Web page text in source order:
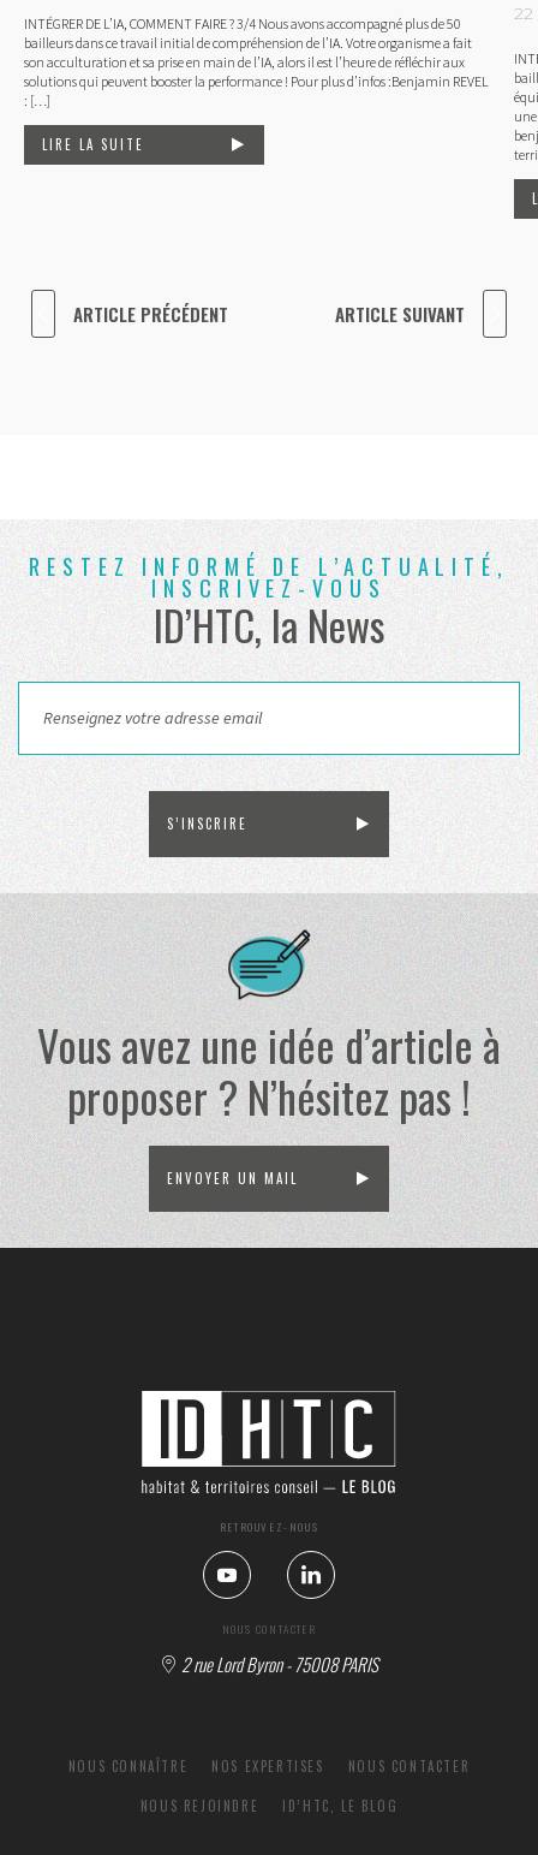
ARTICLE PRÉCÉDENT
INTÉGRER DE L’IA, COMMENT FAIRE ? 3/4 Nous avons accompagné plus de 50
bailleurs dans ce travail initial de compréhension de l’IA. Votre organisme a fait
son acculturation et sa prise en main de l’IA, alors il est l’heure de réfléchir aux
solutions qui peuvent booster la performance ! Pour plus d’infos :Benjamin REVEL
: […]
LIRE LA SUITE
ARTICLE SUIVANT
RESTEZ INFORMÉ DE L’ACTUALITÉ,
INSCRIVEZ-VOUS
ID’HTC, la News
S’INSCRIRE
Vous avez une idée d’article à
proposer ? N’hésitez pas !
ENVOYER UN MAIL
RETROUVEZ-NOUS
NOUS CONTACTER
2 rue Lord Byron - 75008 PARIS
NOUS CONNAÎTRE NOS EXPERTISES NOUS CONTACTER
NOUS REJOINDRE ID’HTC, LE BLOG